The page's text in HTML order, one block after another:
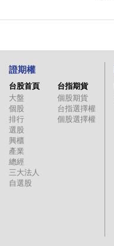
證期權
台股首頁
大盤
個股
排行
選股
興櫃
產業
總經
三大法人
自選股
台指期貨
個股期貨
台指選擇權
個股選擇權